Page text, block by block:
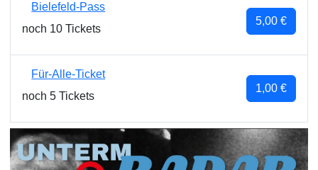
Bielefeld-Pass
noch 10 Tickets
5,00 €
Für-Alle-Ticket
noch 5 Tickets
1,00 €